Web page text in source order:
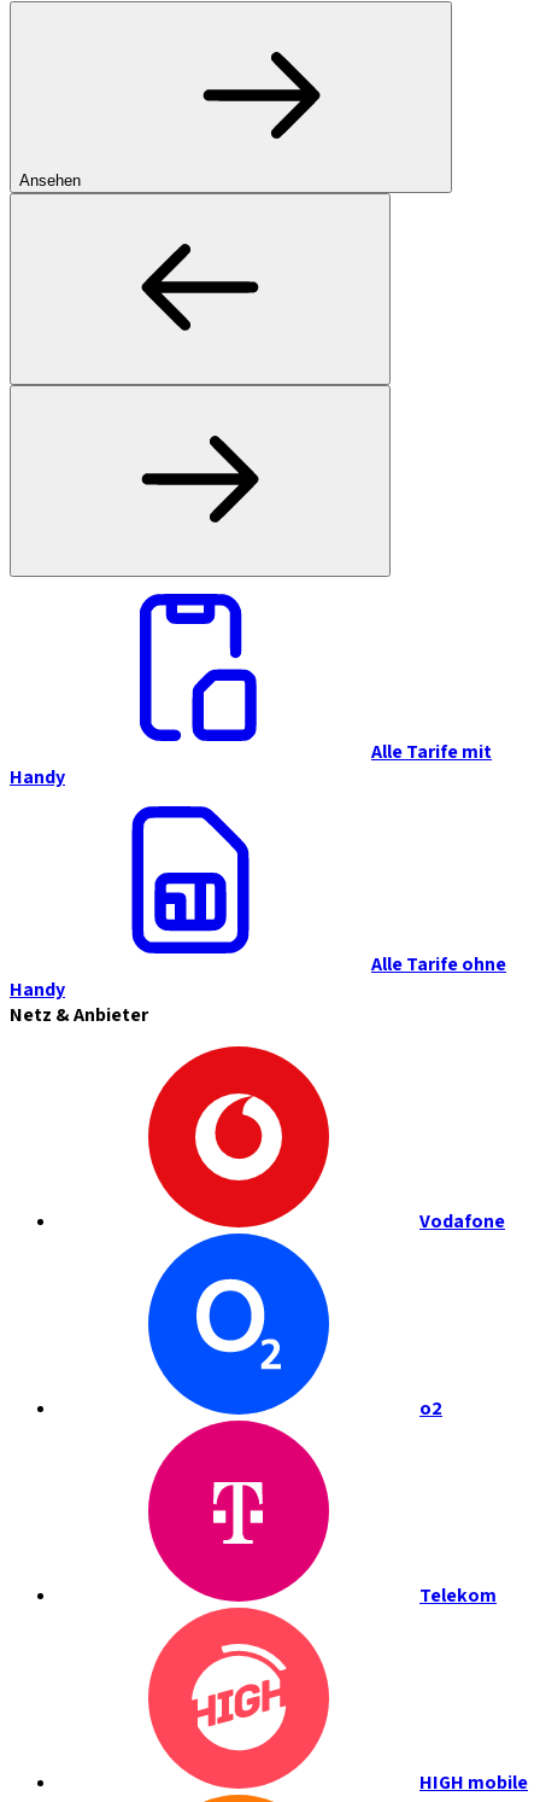
Ansehen
Alle Tarife mit
Handy
Alle Tarife ohne
Handy
Netz & Anbieter
Vodafone
o2
Telekom
HIGH mobile